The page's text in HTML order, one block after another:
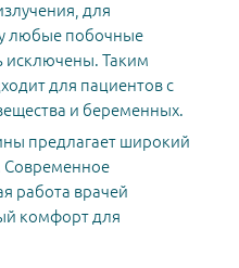
для
любые побочные
исключены. Таким
для пациентов с
и беременных.
предлагает широкий
Современное
работа врачей
комфорт для